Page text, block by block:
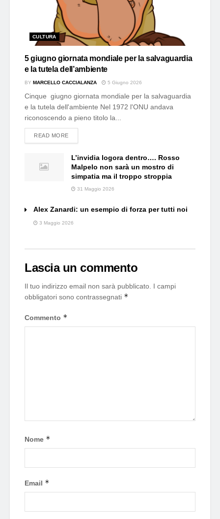
CULTURA
5 giugno giornata mondiale per la salvaguardia
e la tutela dell’ambiente
BY MARCELLO CACCIALANZA 5 Giugno 2026
Cinque giugno giornata mondiale per la salvaguardia
e la tutela dell'ambiente Nel 1972 l'ONU andava
riconoscendo a pieno titolo la...
READ MOREDETAILS
L’invidia logora dentro…. Rosso
Malpelo non sarà un mostro di
simpatia ma il troppo stroppia
31 Maggio 2026
Alex Zanardi: un esempio di forza per tutti noi
3 Maggio 2026
Lascia un commento
Il tuo indirizzo email non sarà pubblicato. I campi
obbligatori sono contrassegnati *
Commento *
Nome *
Email *